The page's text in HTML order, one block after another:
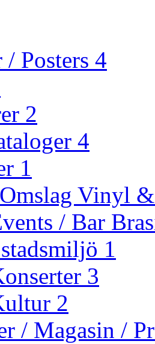
Posters 4
2
4
1
Vinyl
/ Bar
1
3
2
/ Magasin /